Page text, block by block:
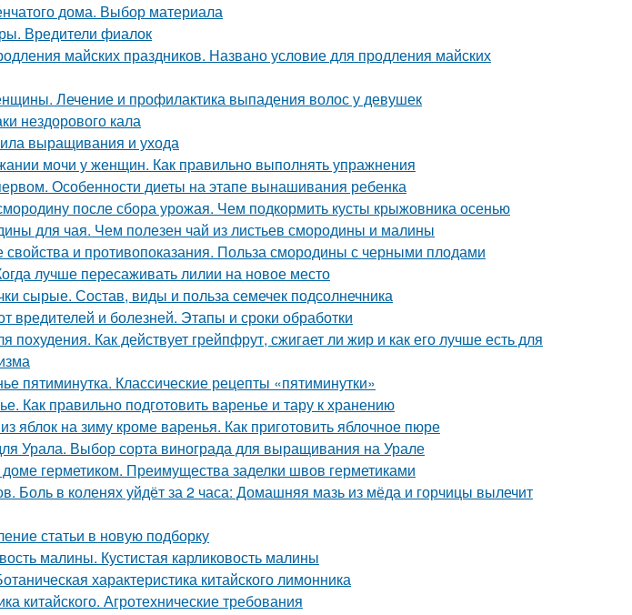
дома. Выбор материала
Вредители фиалок
майских праздников. Названо условие для продления майских
Лечение и профилактика выпадения волос у девушек
нездорового кала
выращивания и ухода
мочи у женщин. Как правильно выполнять упражнения
Особенности диеты на этапе вынашивания ребенка
после сбора урожая. Чем подкормить кусты крыжовника осенью
для чая. Чем полезен чай из листьев смородины и малины
и противопоказания. Польза смородины с черными плодами
лучше пересаживать лилии на новое место
сырые. Состав, виды и польза семечек подсолнечника
вредителей и болезней. Этапы и сроки обработки
похудения. Как действует грейпфрут, сжигает ли жир и как его лучше есть для
пятиминутка. Классические рецепты «пятиминутки»
Как правильно подготовить варенье и тару к хранению
яблок на зиму кроме варенья. Как приготовить яблочное пюре
Урала. Выбор сорта винограда для выращивания на Урале
герметиком. Преимущества заделки швов герметиками
Боль в коленях уйдёт за 2 часа: Домашняя мазь из мёда и горчицы вылечит
статьи в новую подборку
малины. Кустистая карликовость малины
характеристика китайского лимонника
китайского. Агротехнические требования